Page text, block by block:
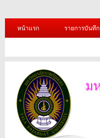
หน้าแรก รายการบันทึก